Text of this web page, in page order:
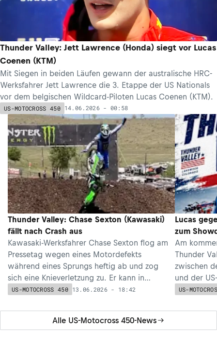
Thunder Valley: Jett Lawrence (Honda) siegt vor Lucas
Coenen (KTM)
Mit Siegen in beiden Läufen gewann der australische HRC-
Werksfahrer Jett Lawrence die 3. Etappe der US Nationals
vor dem belgischen Wildcard-Piloten Lucas Coenen (KTM).
US-MOTOCROSS 450 14.06.2026 - 00:58
Thunder Valley: Chase Sexton (Kawasaki)
fällt nach Crash aus
Kawasaki-Werksfahrer Chase Sexton flog am
Pressetag wegen eines Motordefekts
während eines Sprungs heftig ab und zog
sich eine Knieverletzung zu. Er kann in
Colorado nicht antreten.
US-MOTOCROSS 450 13.06.2026 - 18:42
Lucas
zum
Am
Thunder
zwischen
und der
US-
Alle US-Motocross 450-News